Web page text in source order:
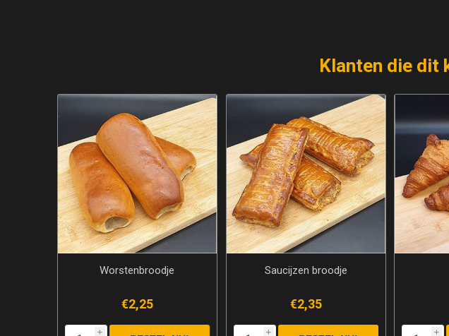
Klanten die dit
Worstenbroodje
€2,25
i
Saucijzen broodje
€2,35
i i